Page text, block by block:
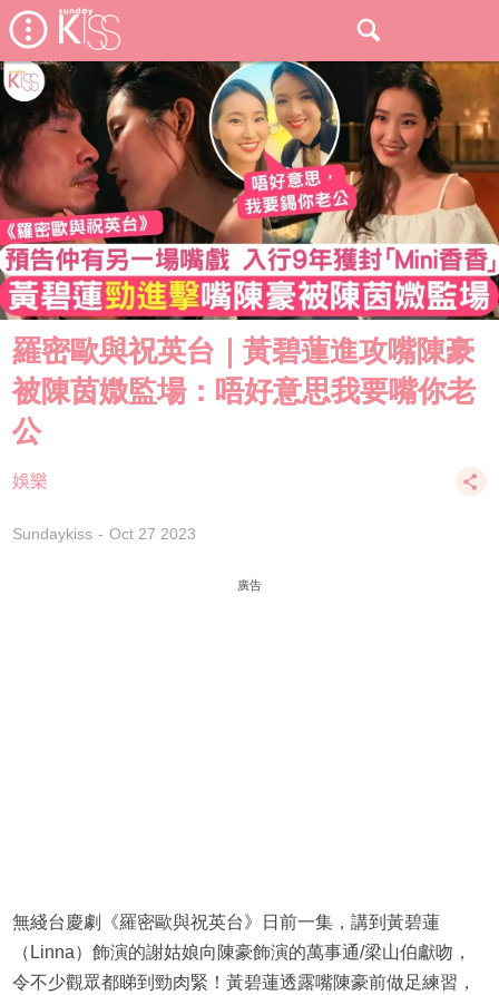
羅密歐與祝英台｜黃碧蓮進攻嘴陳豪
被陳茵媺監場：唔好意思我要嘴你老
公
娛樂
Sundaykiss Oct 27 2023
廣告
無綫台慶劇《羅密歐與祝英台》日前一集，講到黃碧蓮
（Linna）飾演的謝姑娘向陳豪飾演的萬事通/梁山伯獻吻，
令不少觀眾都睇到勁肉緊！黃碧蓮透露嘴陳豪前做足練習，